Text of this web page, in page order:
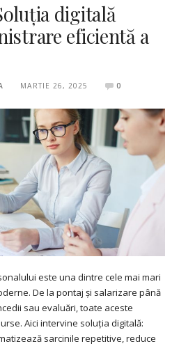
digitală
eficientă a
MARTIE 26, 2025 0
este una dintre cele mai mari
De la pontaj și salarizare până
sau evaluări, toate aceste
Aici intervine soluția digitală:
sarcinile repetitive, reduce